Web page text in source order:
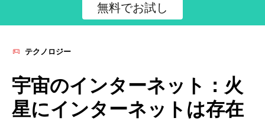
無料でお試し
テクノロジー
宇宙のインターネット：火
星にインターネットは存在